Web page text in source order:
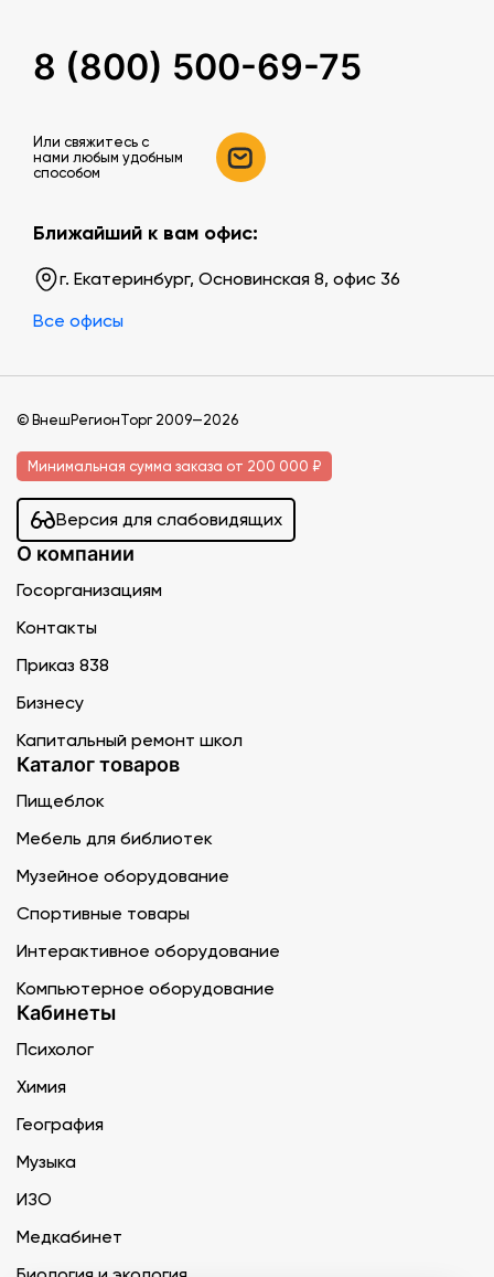
8 (800) 500-69-75
Или свяжитесь c
нами любым удобным
способом
Ближайший к вам офис:
г. Екатеринбург, Основинская 8, офис 36
Все офисы
© ВнешРегионТорг 2009—2026
Минимальная сумма заказа от 200 000 ₽
Версия для слабовидящих
О компании
Госорганизациям
Контакты
Приказ 838
Бизнесу
Капитальный ремонт школ
Каталог товаров
Пищеблок
Мебель для библиотек
Музейное оборудование
Спортивные товары
Интерактивное оборудование
Компьютерное оборудование
Кабинеты
Психолог
Химия
География
Музыка
ИЗО
Медкабинет